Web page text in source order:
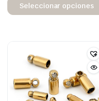
Seleccionar opciones